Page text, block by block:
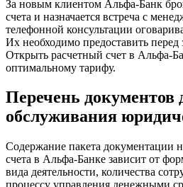
За новым клиентом Альфа-Банк
счета и назначается встреча с
телефонной консультации
Их необходимо предоставить перед
Открыть расчетный счет в Альфа-
оптимальному тарифу.
Перечень документов
обслуживания
Содержание пакета документации
счета в Альфа-Банке зависит от
вида деятельности, количества